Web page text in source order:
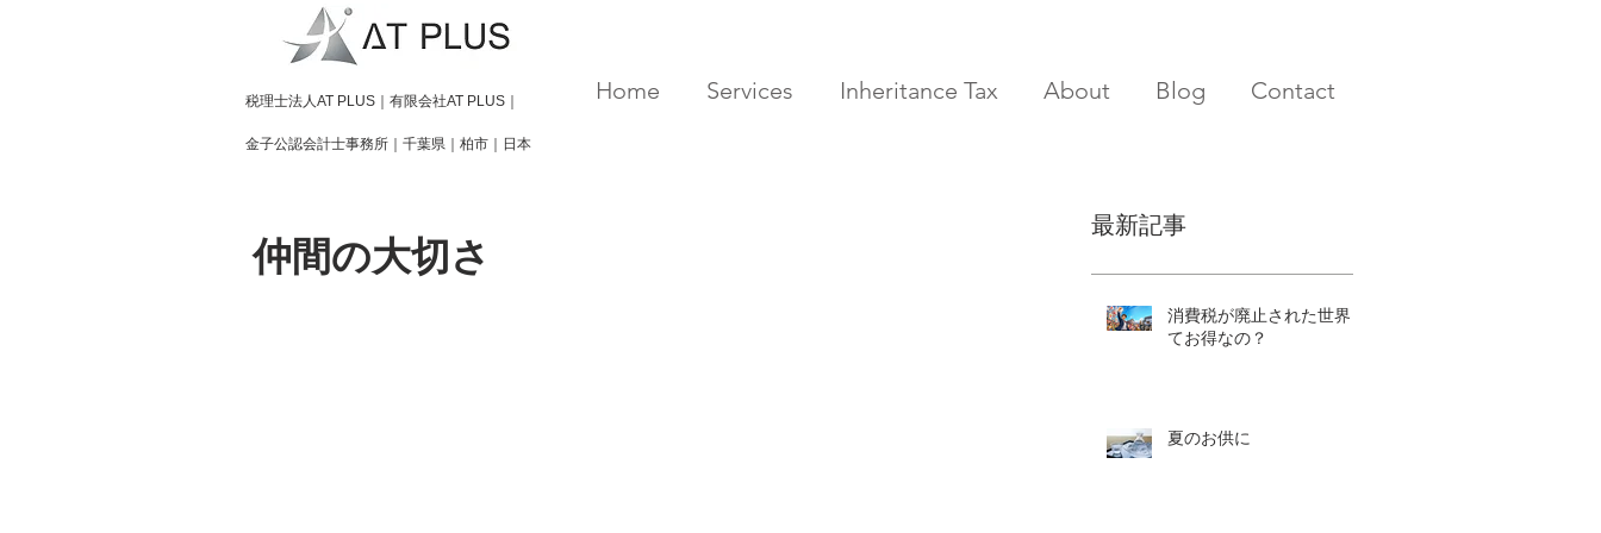
​税理士法人AT PLUS｜有限会社AT PLUS｜
金子公認会計士事務所｜ 千葉県｜柏市｜日本
Home Services Inheritance Tax About Blog Contact
仲間の大切さ
最新記事
消費税が廃止された世界っ
てお得なの？
夏のお供に